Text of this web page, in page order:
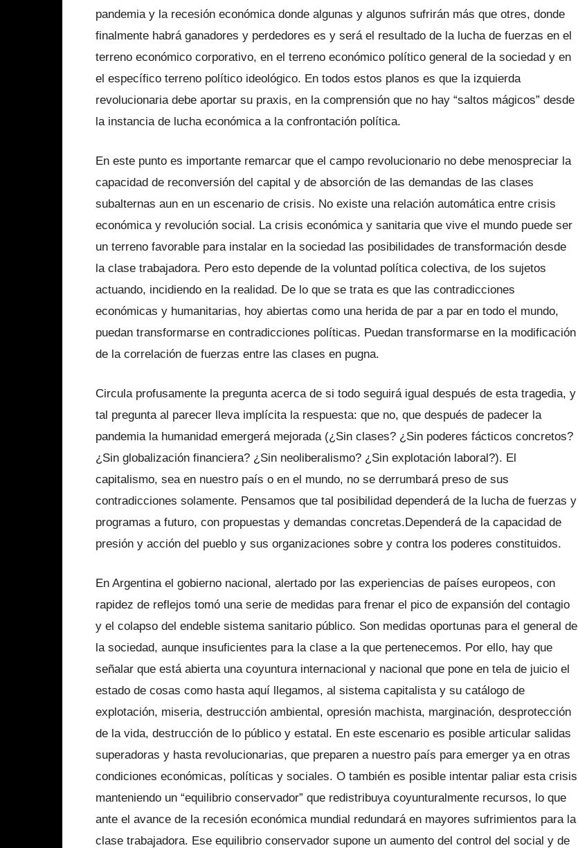
pandemia y la recesión económica donde algunas y algunos sufrirán más que otres, donde
finalmente habrá ganadores y perdedores es y será el resultado de la lucha de fuerzas en el
terreno económico corporativo, en el terreno económico político general de la sociedad y en
el específico terreno político ideológico. En todos estos planos es que la izquierda
revolucionaria debe aportar su praxis, en la comprensión que no hay “saltos mágicos” desde
la instancia de lucha económica a la confrontación política.
En este punto es importante remarcar que el campo revolucionario no debe menospreciar la
capacidad de reconversión del capital y de absorción de las demandas de las clases
subalternas aun en un escenario de crisis. No existe una relación automática entre crisis
económica y revolución social. La crisis económica y sanitaria que vive el mundo puede ser
un terreno favorable para instalar en la sociedad las posibilidades de transformación desde
la clase trabajadora. Pero esto depende de la voluntad política colectiva, de los sujetos
actuando, incidiendo en la realidad. De lo que se trata es que las contradicciones
económicas y humanitarias, hoy abiertas como una herida de par a par en todo el mundo,
puedan transformarse en contradicciones políticas. Puedan transformarse en la modificación
de la correlación de fuerzas entre las clases en pugna.
Circula profusamente la pregunta acerca de si todo seguirá igual después de esta tragedia, y
tal pregunta al parecer lleva implícita la respuesta: que no, que después de padecer la
pandemia la humanidad emergerá mejorada (¿Sin clases? ¿Sin poderes fácticos concretos?
¿Sin globalización financiera? ¿Sin neoliberalismo? ¿Sin explotación laboral?). El
capitalismo, sea en nuestro país o en el mundo, no se derrumbará preso de sus
contradicciones solamente. Pensamos que tal posibilidad dependerá de la lucha de fuerzas y
programas a futuro, con propuestas y demandas concretas.Dependerá de la capacidad de
presión y acción del pueblo y sus organizaciones sobre y contra los poderes constituidos.
En Argentina el gobierno nacional, alertado por las experiencias de países europeos, con
rapidez de reflejos tomó una serie de medidas para frenar el pico de expansión del contagio
y el colapso del endeble sistema sanitario público. Son medidas oportunas para el general de
la sociedad, aunque insuficientes para la clase a la que pertenecemos. Por ello, hay que
señalar que está abierta una coyuntura internacional y nacional que pone en tela de juicio el
estado de cosas como hasta aquí llegamos, al sistema capitalista y su catálogo de
explotación, miseria, destrucción ambiental, opresión machista, marginación, desprotección
de la vida, destrucción de lo público y estatal. En este escenario es posible articular salidas
superadoras y hasta revolucionarias, que preparen a nuestro país para emerger ya en otras
condiciones económicas, políticas y sociales. O también es posible intentar paliar esta crisis
manteniendo un “equilibrio conservador” que redistribuya coyunturalmente recursos, lo que
ante el avance de la recesión económica mundial redundará en mayores sufrimientos para la
clase trabajadora. Ese equilibrio conservador supone un aumento del control del social y de